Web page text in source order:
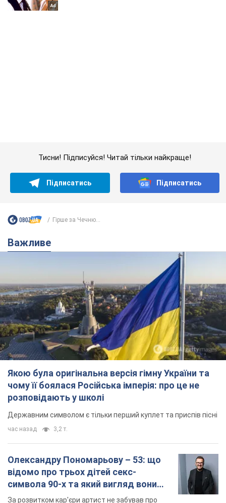
Якою була оригінальна версія гімну України та
чому її боялася Російська імперія: про це не
Державним символом є тільки перший куплет та приспів пісні
час назад 3,2 т.
Олександру Пономарьову – 53: що
відомо про трьох дітей секс-
символа 90-х та який вигляд вони
За розвитком кар'єри артист не забував про
особисте щастя
7 часов назад
У ПриватБанку розповіли, чи дійсні
долари 1996 року: чи приймають
обмінники та банки такі купюри
Що робити, якщо банки та обмінні пункти не
приймають старі долари
8 часов назад 60,1 т.